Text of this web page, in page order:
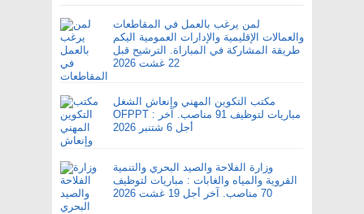
لمن يرغب بالعمل في المقاطعات
والعمالات الإقليمية والإدارات العمومية اليكم
طريقة المشاركة في المباراة. الترشيح قبل
22 غشت 2026
مكتب التكوين المهني وإنعاش الشغل
OFPPT : مباريات لتوظيف 91 مناصب. آخر
أجل 6 شتنبر 2026
وزارة الفلاحة والصيد البحري والتنمية
القروية والمياه والغابات : مباريات لتوظيف
70 مناصب. آخر أجل 19 غشت 2026